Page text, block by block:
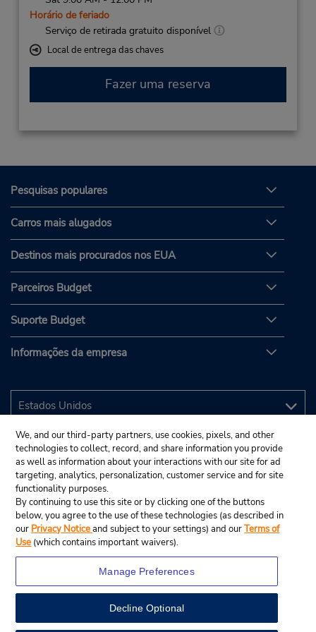
Horário de feriado
Serviço de retirada gratuito disponível
Local de entrega das chaves
Fazer uma reserva
Pesquisas populares
Carros mais alugados
Destinos mais procurados nos EUA
Parceiros Budget
Suporte Budget
Informações da empresa
© 2025 Budget Rent A Car System, Inc.
We, and our third-party partners, use cookies, pixels, and other
technologies to collect, record, and share information you provide
as well as information about your interactions with our site for ad
targeting, analytics, personalization, customer service and for site
functionality purposes.
By continuing to use this site or by clicking one of the buttons
below, you agree to the use of these technologies (as described in
our Privacy Noticeand subject to your settings) and ourTerms of
Use (which contains important waivers).
Manage Preferences
Decline Optional